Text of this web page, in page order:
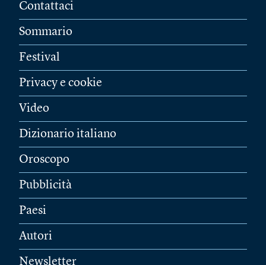
Contattaci
Sommario
Festival
Privacy e cookie
Video
Dizionario italiano
Oroscopo
Pubblicità
Paesi
Autori
Newsletter